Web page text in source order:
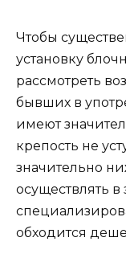
Чтобы
установку
рассмотреть
бывших в
имеют
крепость не
значительно
осуществлять
обходится